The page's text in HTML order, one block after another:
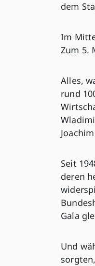
dem
Im
Zum 5.
Alles,
rund
Seit
deren
Gala
Und